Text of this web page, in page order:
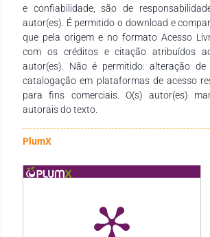
e confiabilidade, são de
autor(es). É permitido o download e
que pela origem e no formato Acesso
com os créditos e citação atribuídos
autor(es). Não é permitido: alteração de
catalogação em plataformas de acesso
para fins comerciais. O(s) autor(es)
autorais do texto.
PlumX